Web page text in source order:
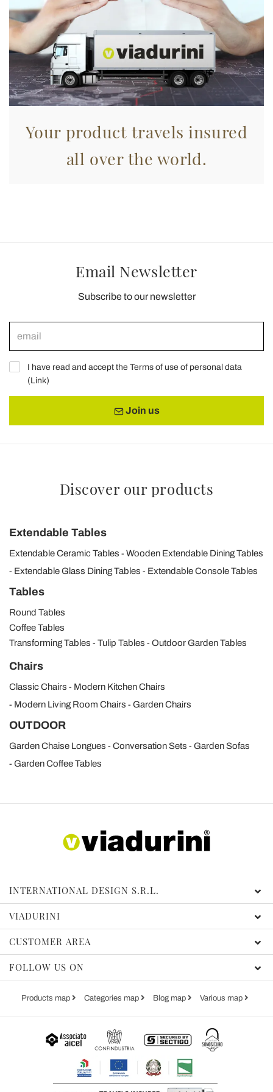
raccolto dal suo utilizzo dei loro servizi.
Your product travels insured
all over the world.
Email Newsletter
Subscribe to our newsletter
I have read and accept the Terms of use of personal data
(Link)
Join us
Discover our products
Extendable Tables
Extendable Ceramic Tables
Wooden Extendable Dining Tables
Extendable Glass Dining Tables
Extendable Console Tables
Tables
Round Tables
Coffee Tables
Transforming Tables
Tulip Tables Outdoor Garden Tables
Chairs
Classic Chairs
Modern Kitchen Chairs
Modern Living Room Chairs
Garden Chairs
OUTDOOR
Garden Chaise Longues Conversation Sets
Garden Sofas
Garden Coffee Tables
INTERNATIONAL DESIGN S.R.L.
VIADURINI
CUSTOMER AREA
FOLLOW US ON
Products map Categories map Blog map Various map